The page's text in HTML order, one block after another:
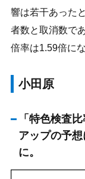
響は若干あった
者数と取消数で
倍率は1.59倍に
小田原
「特色検査
アップの予
に。